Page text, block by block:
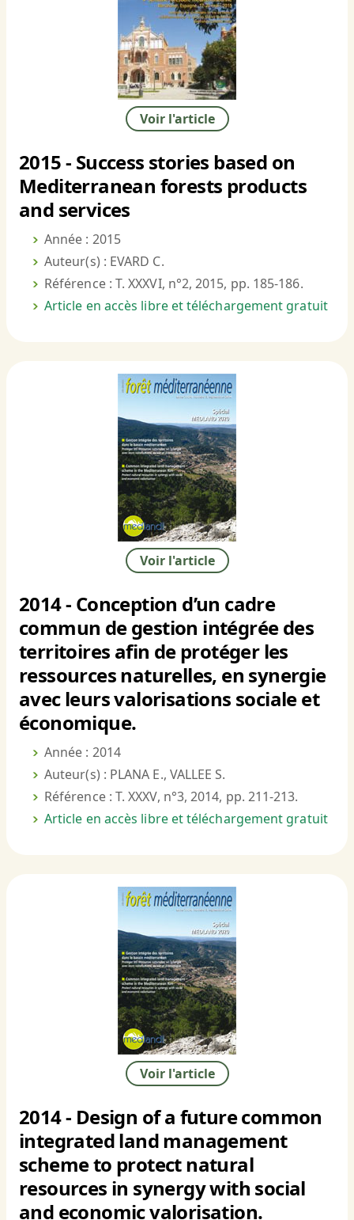
Voir l'article
2015 - Success stories based on
Mediterranean forests products
and services
Année : 2015
Auteur(s) : EVARD C.
Référence : T. XXXVI, n°2, 2015, pp. 185-186.
Article en accès libre et téléchargement gratuit
Voir l'article
2014 - Conception d’un cadre
commun de gestion intégrée des
territoires afin de protéger les
ressources naturelles, en synergie
avec leurs valorisations sociale et
économique.
Année : 2014
Auteur(s) : PLANA E., VALLEE S.
Référence : T. XXXV, n°3, 2014, pp. 211-213.
Article en accès libre et téléchargement gratuit
Voir l'article
2014 - Design of a future common
integrated land management
scheme to protect natural
resources in synergy with social
and economic valorisation.